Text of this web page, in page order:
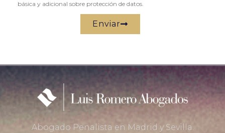
básica y adicional sobre protección de datos.
Enviar
Abogado Penalista en Madrid y Sevilla.